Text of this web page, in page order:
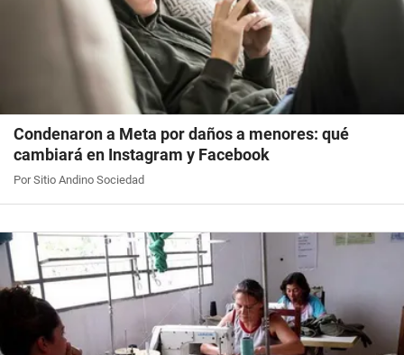
Condenaron a Meta por daños a menores: qué
cambiará en Instagram y Facebook
Por Sitio Andino Sociedad